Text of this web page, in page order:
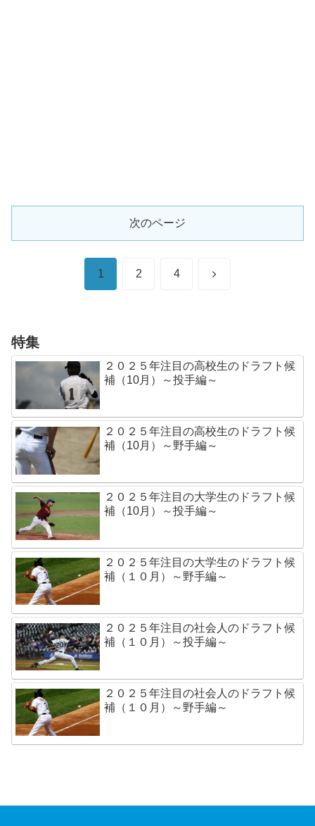
次のページ
1 2 4 次
特集
２０２５年注目の高校生のドラフト候
補（10月）～投手編～
２０２５年注目の高校生のドラフト候
補（10月）～野手編～
２０２５年注目の大学生のドラフト候
補（10月）～投手編～
２０２５年注目の大学生のドラフト候
補（１０月）～野手編～
２０２５年注目の社会人のドラフト候
補（１０月）～投手編～
２０２５年注目の社会人のドラフト候
補（１０月）～野手編～